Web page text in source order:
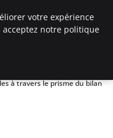
à travers le prisme du bilan
votre expérience
acceptez notre politique